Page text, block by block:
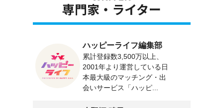
専門家・ライター
ハッピーライフ編集部
累計登録数3,500万以上、
2001年より運営している日
本最大級のマッチング・出
会いサービス「ハッピ...